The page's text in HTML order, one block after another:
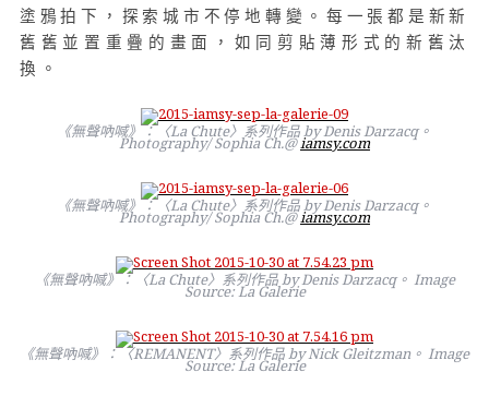
塗鴉拍下，探索城市不停地轉變。每一張都是新新
舊舊並置重疊的畫面，如同剪貼薄形式的新舊汰
換。
《無聲吶喊》：〈La Chute〉系列作品 by Denis Darzacq。
Photography/ Sophia Ch.@iamsy.com
《無聲吶喊》：〈La Chute〉系列作品 by Denis Darzacq。
Photography/ Sophia Ch.@iamsy.com
《無聲吶喊》：〈La Chute〉系列作品 by Denis Darzacq。 Image
Source: La Galerie
《無聲吶喊》：〈REMANENT〉系列作品 by Nick Gleitzman。 Image
Source: La Galerie